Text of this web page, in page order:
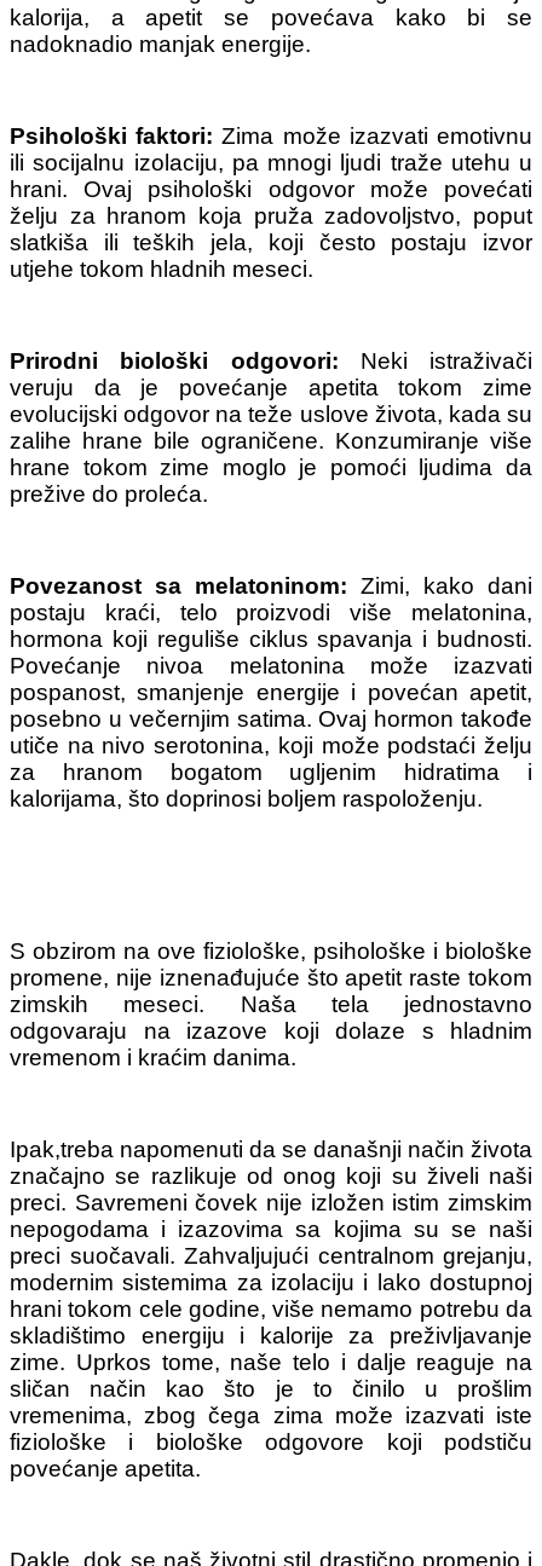
kalorija, a apetit se povećava kako bi se
nadoknadio manjak energije.
Psihološki faktori: Zima može izazvati emotivnu
ili socijalnu izolaciju, pa mnogi ljudi traže utehu u
hrani. Ovaj psihološki odgovor može povećati
želju za hranom koja pruža zadovoljstvo, poput
slatkiša ili teških jela, koji često postaju izvor
utjehe tokom hladnih meseci.
Prirodni biološki odgovori: Neki istraživači
veruju da je povećanje apetita tokom zime
evolucijski odgovor na teže uslove života, kada su
zalihe hrane bile ograničene. Konzumiranje više
hrane tokom zime moglo je pomoći ljudima da
prežive do proleća.
Povezanost sa melatoninom: Zimi, kako dani
postaju kraći, telo proizvodi više melatonina,
hormona koji reguliše ciklus spavanja i budnosti.
Povećanje nivoa melatonina može izazvati
pospanost, smanjenje energije i povećan apetit,
posebno u večernjim satima. Ovaj hormon takođe
utiče na nivo serotonina, koji može podstaći želju
za hranom bogatom ugljenim hidratima i
kalorijama, što doprinosi boljem raspoloženju.
S obzirom na ove fiziološke, psihološke i biološke
promene, nije iznenađujuće što apetit raste tokom
zimskih meseci. Naša tela jednostavno
odgovaraju na izazove koji dolaze s hladnim
vremenom i kraćim danima.
Ipak,treba napomenuti da se današnji način života
značajno se razlikuje od onog koji su živeli naši
preci. Savremeni čovek nije izložen istim zimskim
nepogodama i izazovima sa kojima su se naši
preci suočavali. Zahvaljujući centralnom grejanju,
modernim sistemima za izolaciju i lako dostupnoj
hrani tokom cele godine, više nemamo potrebu da
skladištimo energiju i kalorije za preživljavanje
zime. Uprkos tome, naše telo i dalje reaguje na
sličan način kao što je to činilo u prošlim
vremenima, zbog čega zima može izazvati iste
fiziološke i biološke odgovore koji podstiču
povećanje apetita.
Dakle, dok se naš životni stil drastično promenio i